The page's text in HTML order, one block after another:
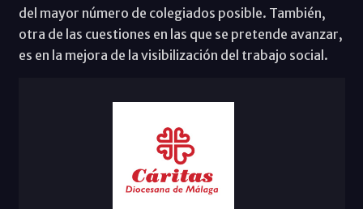
del mayor número de colegiados posible. También,
otra de las cuestiones en las que se pretende avanzar,
es en la mejora de la visibilización del trabajo social.